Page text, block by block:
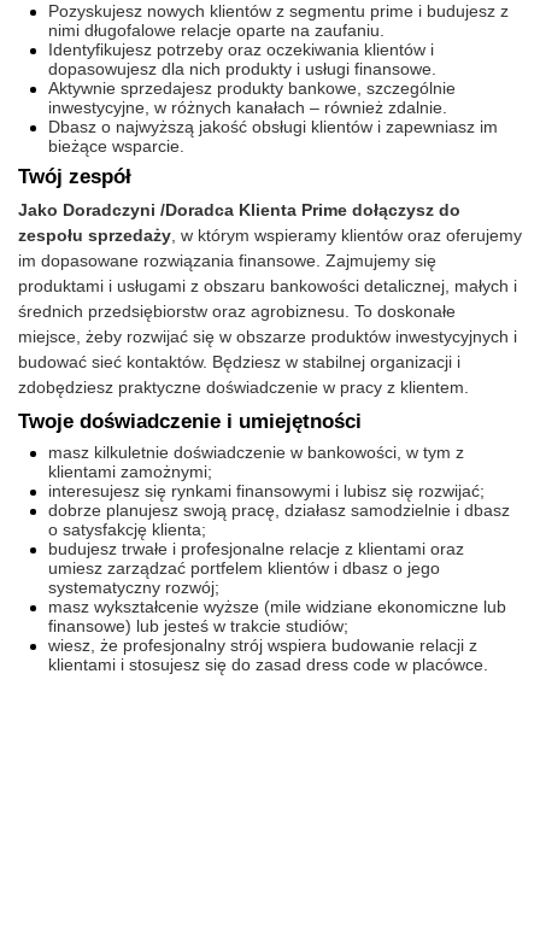
Pozyskujesz nowych klientów z segmentu prime i budujesz z
nimi długofalowe relacje oparte na zaufaniu.
Identyfikujesz potrzeby oraz oczekiwania klientów i
dopasowujesz dla nich produkty i usługi finansowe.
Aktywnie sprzedajesz produkty bankowe, szczególnie
inwestycyjne, w różnych kanałach – również zdalnie.
Dbasz o najwyższą jakość obsługi klientów i zapewniasz im
bieżące wsparcie.
Twój zespół
Jako Doradczyni /Doradca Klienta Prime dołączysz do
zespołu sprzedaży , w którym wspieramy klientów oraz oferujemy
im dopasowane rozwiązania finansowe. Zajmujemy się
produktami i usługami z obszaru bankowości detalicznej, małych i
średnich przedsiębiorstw oraz agrobiznesu. To doskonałe
miejsce, żeby rozwijać się w obszarze produktów inwestycyjnych i
budować sieć kontaktów. Będziesz w stabilnej organizacji i
zdobędziesz praktyczne doświadczenie w pracy z klientem.
Twoje doświadczenie i umiejętności
masz kilkuletnie doświadczenie w bankowości, w tym z
klientami zamożnymi;
interesujesz się rynkami finansowymi i lubisz się rozwijać;
dobrze planujesz swoją pracę, działasz samodzielnie i dbasz
o satysfakcję klienta;
budujesz trwałe i profesjonalne relacje z klientami oraz
umiesz zarządzać portfelem klientów i dbasz o jego
systematyczny rozwój;
masz wykształcenie wyższe (mile widziane ekonomiczne lub
finansowe) lub jesteś w trakcie studiów;
wiesz, że profesjonalny strój wspiera budowanie relacji z
klientami i stosujesz się do zasad dress code w placówce.